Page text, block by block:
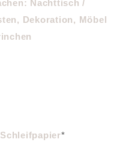
Schleifpapier*